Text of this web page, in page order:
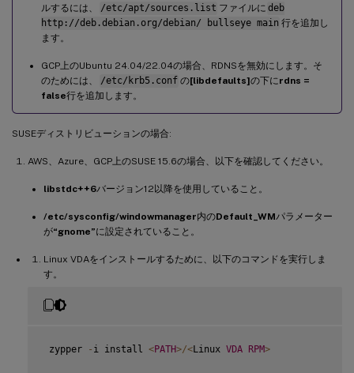
ルするには、
/etc/apt/sources.list ファイルに deb
http://deb.debian.org/debian/ bullseye main 行を追加し
ます。
GCP上のUbuntu 24.04/22.04の場合、RDNSを無効にします。そ
のためには、
/etc/krb5.conf の[libdefaults]の下にrdns =
false行を追加します。
SUSEディストリビューションの場合:
AWS、Azure、GCP上のSUSE 15.6の場合、以下を確認してください。
libstdc++6バージョン12以降を使用していること。
/etc/sysconfig/windowmanager内のDefault_WMパラメーター
が“gnome”に設定されていること。
Linux VDAをインストールするために、以下のコマンドを実行しま
す。
zypper - i install <PATH>/<Linux VDA RPM>